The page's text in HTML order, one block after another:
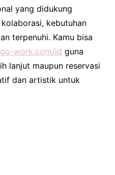
yang didukung
kebutuhan
terpenuhi. Kamu bisa
work.com/id guna
lanjut maupun reservasi
dan artistik untuk